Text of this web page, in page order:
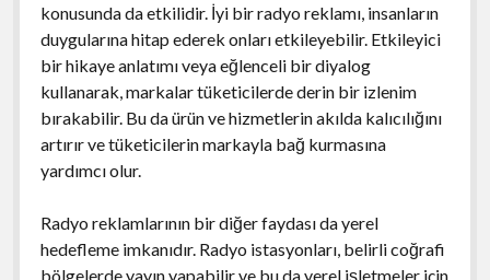
konusunda da etkilidir. İyi bir radyo reklamı, insanların
duygularına hitap ederek onları etkileyebilir. Etkileyici
bir hikaye anlatımı veya eğlenceli bir diyalog
kullanarak, markalar tüketicilerde derin bir izlenim
bırakabilir. Bu da ürün ve hizmetlerin akılda kalıcılığını
artırır ve tüketicilerin markayla bağ kurmasına
yardımcı olur.
Radyo reklamlarının bir diğer faydası da yerel
hedefleme imkanıdır. Radyo istasyonları, belirli coğrafi
bölgelerde yayın yapabilir ve bu da yerel işletmeler için